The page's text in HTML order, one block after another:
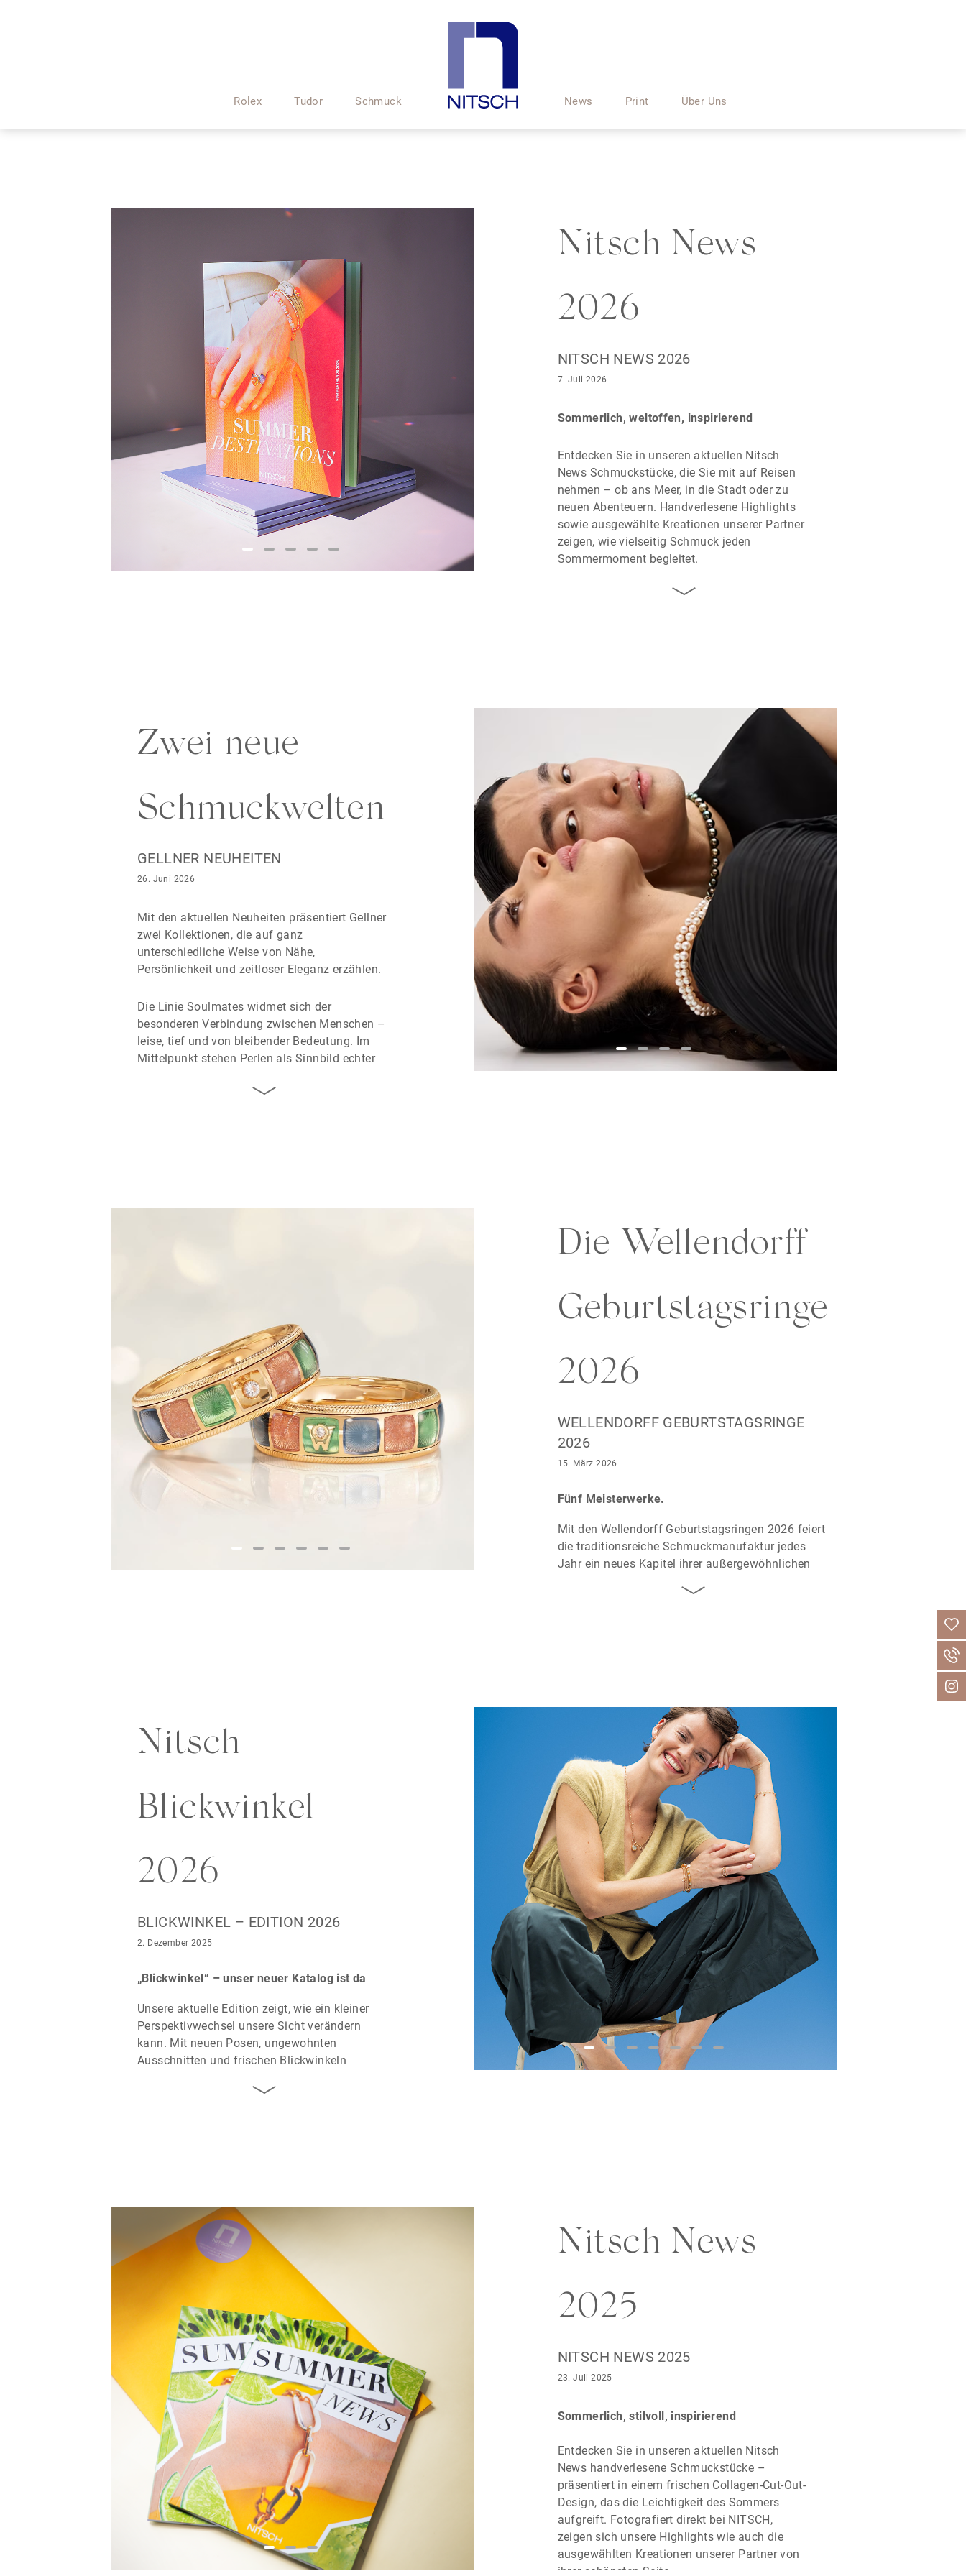
Rolex Tudor Schmuck News Print Über Uns
Nitsch News
2026
NITSCH NEWS 2026
7. Juli 2026
Sommerlich, weltoffen, inspirierend
Entdecken Sie in unseren aktuellen Nitsch
News Schmuckstücke, die Sie mit auf Reisen
nehmen – ob ans Meer, in die Stadt oder zu
neuen Abenteuern. Handverlesene Highlights
sowie ausgewählte Kreationen unserer Partner
zeigen, wie vielseitig Schmuck jeden
Sommermoment begleitet.
Lassen Sie sich von Fernweh, Farbe und Stil
Zwei neue
Schmuckwelten
GELLNER NEUHEITEN
26. Juni 2026
Mit den aktuellen Neuheiten präsentiert Gellner
zwei Kollektionen, die auf ganz
unterschiedliche Weise von Nähe,
Persönlichkeit und zeitloser Eleganz erzählen.
Die Linie Soulmates widmet sich der
besonderen Verbindung zwischen Menschen –
leise, tief und von bleibender Bedeutung. Im
Mittelpunkt stehen Perlen als Sinnbild echter
macht jene besondere Nähe sichtbar, die sich
Einstieg in die Gellner Perlenwelt.
Gemeinsam stehen Soulmates und Love
Letters für die Vielseitigkeit der Marke: für
Schmuck, der emotionale Verbundenheit
ebenso sichtbar macht wie Individualität und
modernen Stil. So zeigen die neuen Kreationen
von Gellner einmal mehr, wie aus Perlen und
feinen Materialien Schmuckstücke mit
Ausdruck, Leichtigkeit und bleibendem Wert
Die Wellendorff
Geburtstagsringe
2026
WELLENDORFF GEBURTSTAGSRINGE
2026
15. März 2026
Fünf Meisterwerke.
Mit den Wellendorff Geburtstagsringen 2026 feiert
die traditionsreiche Schmuckmanufaktur jedes
Jahr ein neues Kapitel ihrer außergewöhnlichen
Botschaft und steht für einen besonderen Blick auf
das Leben – von kostbaren Momenten über Liebe
und Lebensfreude bis hin zu Klarheit und
persönlicher Stärke.
Die Modelle MEINE ZEIT ,POWER OF LOVE
AUGENBLICK,FLOWER. POWER! und 6-752
eindrucksvoll die ganze Vielfalt der Wellendorff-
Goldschmiedekunst. 18-karätiges Gold, leuchtende
Kaltemaille, kunstvolle Gravuren und funkelnde
Brillanten verbinden sich zu Schmuckstücken mit
unverwechselbarem Charakter. Typisch für
Wellendorff ist dabei auch die sanfte Drehbarkeit
der Ringe – ein Zeichen höchster Präzision und ein
Tragegefühl, das weltweit geschätzt wird.
Jeder Geburtstagsring erzählt seine eigene
Geschichte: von funkelnden Lichtmomenten,
farbenfroher Lebensfreude oder der Kraft der
Liebe. Gemeinsam bilden sie eine Kollektion, die
Erinnerungen und Emotionen in kostbare Form
bringt – geschaffen in der Manufaktur in
Nitsch
Blickwinkel
2026
BLICKWINKEL – EDITION 2026
2. Dezember 2025
„Blickwinkel“ – unser neuer Katalog ist da
Unsere aktuelle Edition zeigt, wie ein kleiner
Perspektivwechsel unsere Sicht verändern
kann. Mit neuen Posen, ungewohnten
Ausschnitten und frischen Blickwinkeln
Dialog mit dem Menschen – vertraut und doch
macht uns bereit für die Zukunft.
Auch Schmuck entfaltet aus jedem Blickwinkel
eine andere Wirkung – je nach Licht, Haltung
Entdecken Sie die neue Edition jetzt digital im
Menüpunkt„Print“ oder lassen Sie sich bei
einem persönlichen Besuch in unserem
Geschäft inspirieren.
Das Team Nitsch freut sich auf Sie.
Nitsch News
2025
NITSCH NEWS 2025
23. Juli 2025
Sommerlich, stilvoll, inspirierend
Entdecken Sie in unseren aktuellen Nitsch
News handverlesene Schmuckstücke –
präsentiert in einem frischen Collagen-Cut-Out-
Design, das die Leichtigkeit des Sommers
aufgreift. Fotografiert direkt bei NITSCH,
zeigen sich unsere Highlights wie auch die
ausgewählten Kreationen unserer Partner von
ihrer schönsten Seite.